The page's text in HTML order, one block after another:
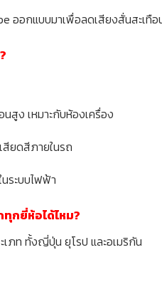
ออกแบบมาเพื่อลดเสียงสั่นสะเทื
นสูง เหมาะกับห้องเครื่อง
สียดสีภายในรถ
นระบบไฟฟ้า
ทุกยี่ห้อได้ไหม?
เภท ทั้งญี่ปุ่น ยุโรป และอเมริกัน